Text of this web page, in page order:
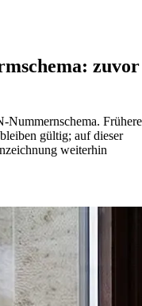
zuvor
Nummernschema. Frühere
gültig; auf dieser
weiterhin